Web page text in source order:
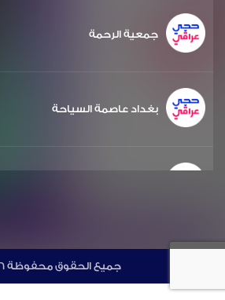
جمعية الرحمة
بغداد عاصمة السياحة
©جميع الحقوق محفوظة 2026